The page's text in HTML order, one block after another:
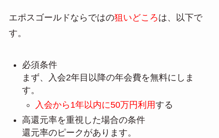
エポスゴールドならではの狙いどころは、以下で
す。
必須条件
まず、入会2年目以降の年会費を無料にしま
す。
入会から1年以内に50万円利用する
高還元率を重視した場合の条件
還元率のピークがあります。